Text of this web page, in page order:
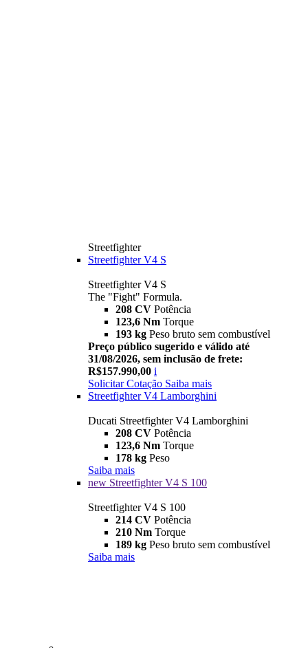
Streetfighter
Streetfighter V4 S
Streetfighter V4 S
The "Fight" Formula.
208 CV Potência
123,6 Nm Torque
193 kg Peso bruto sem combustível
Preço público sugerido e válido até
31/08/2026, sem inclusão de frete:
R$157.990,00 i
Solicitar Cotação Saiba mais
Streetfighter V4 Lamborghini
Ducati Streetfighter V4 Lamborghini
208 CV Potência
123,6 Nm Torque
178 kg Peso
Saiba mais
new Streetfighter V4 S 100
Streetfighter V4 S 100
214 CV Potência
210 Nm Torque
189 kg Peso bruto sem combustível
Saiba mais